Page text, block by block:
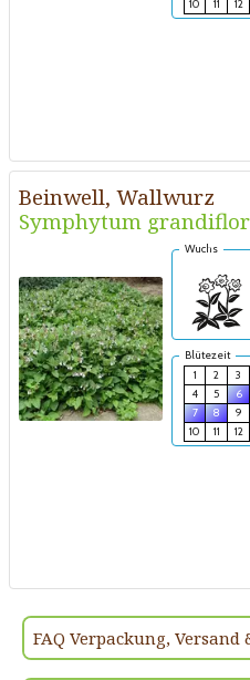
10
11 12
Beinwell, Wallwurz
Symphytum
Wuchs
Blütezeit
1
2
3
4
5
6
7
8
9
10
11 12
FAQ Verpackung,